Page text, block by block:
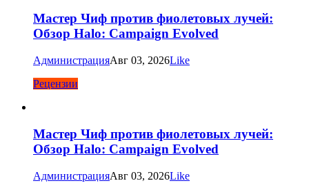
Мастер Чиф против фиолетовых лучей:
Обзор Halo: Campaign Evolved
АдминистрацияАвг 03, 2026Like
Рецензии
Мастер Чиф против фиолетовых лучей:
Обзор Halo: Campaign Evolved
АдминистрацияАвг 03, 2026Like